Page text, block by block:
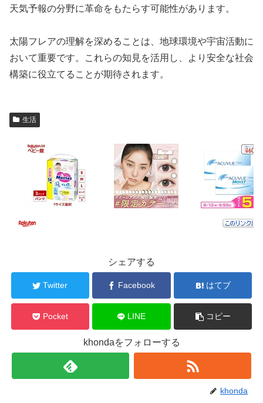
天気予報の分野に革命をもたらす可能性があります。
太陽フレアの理解を深めることは、地球環境や宇宙活動に
おいて重要です。これらの知見を活用し、より安全な社会
構築に役立てることが期待されます。
生活
シェアする
Twitter Facebook はてブ
Pocket LINE コピー
khondaをフォローする
khonda